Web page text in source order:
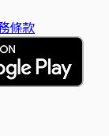
條款